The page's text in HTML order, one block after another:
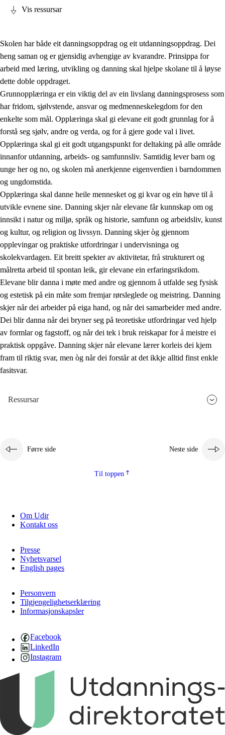
2. Prinsipp for læring, utvikling og danning
2.1 Sosial læring og utvikling
2.2 Kompetanse i faga
2.3 Grunnleggjande ferdigheiter
2.4 Å lære å lære
Tverrfaglege tema
Vis ressursar
Skolen har både eit danningsoppdrag og eit utdanningsoppdrag. Dei
heng saman og er gjensidig avhengige av kvarandre. Prinsippa for
arbeid med læring, utvikling og danning skal hjelpe skolane til å løyse
dette doble oppdraget.
Grunnopplæringa er ein viktig del av ein livslang danningsprosess som
har fridom, sjølvstende, ansvar og medmenneskelegdom for den
enkelte som mål. Opplæringa skal gi elevane eit godt grunnlag for å
forstå seg sjølv, andre og verda, og for å gjere gode val i livet.
Opplæringa skal gi eit godt utgangspunkt for deltaking på alle område
innanfor utdanning, arbeids- og samfunnsliv. Samtidig lever barn og
unge her og no, og skolen må anerkjenne eigenverdien i barndommen
og ungdomstida.
Opplæringa skal danne heile mennesket og gi kvar og ein høve til å
utvikle evnene sine. Danning skjer når elevane får kunnskap om og
innsikt i natur og miljø, språk og historie, samfunn og arbeidsliv, kunst
og kultur, og religion og livssyn. Danning skjer òg gjennom
opplevingar og praktiske utfordringar i undervisninga og
skolekvardagen. Eit breitt spekter av aktivitetar, frå strukturert og
målretta arbeid til spontan leik, gir elevane ein erfaringsrikdom.
Elevane blir danna i møte med andre og gjennom å utfalde seg fysisk
og estetisk på ein måte som fremjar rørsleglede og meistring. Danning
skjer når dei arbeider på eiga hand, og når dei samarbeider med andre.
Dei blir danna når dei bryner seg på teoretiske utfordringar ved hjelp
av formlar og fagstoff, og når dei tek i bruk reiskapar for å meistre ei
praktisk oppgåve. Danning skjer når elevane lærer korleis dei kjem
fram til riktig svar, men òg når dei forstår at det ikkje alltid finst enkle
fasitsvar.
Ressursar
Førre side Neste side
Til toppen
Om Udir
Kontakt oss
Presse
Nyhetsvarsel
English pages
Personvern
Tilgjengelighetserklæring
Informasjonskapsler
Facebook
LinkedIn
Instagram